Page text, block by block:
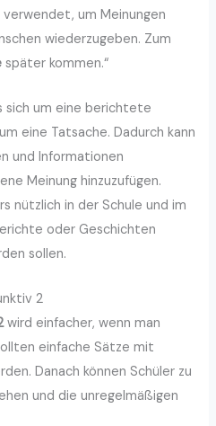
um Meinungen
wiederzugeben. Zum
später kommen.“
sich um eine berichtete
eine Tatsache. Dadurch kann
und Informationen
Meinung hinzuzufügen.
nützlich in der Schule und im
oder Geschichten
sollen.
2
wird einfacher, wenn man
einfache Sätze mit
Danach können Schüler zu
und die unregelmäßigen